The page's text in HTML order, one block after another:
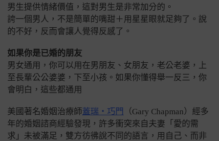
男生提供情緒價值，這對男生是非常加分的。
誇一個男人，不是簡單的嘴甜＋用星星眼就足夠了。說
的不好，反而會讓人覺得反感了。
如果你是已婚的朋友
男女通用，你可以用在男朋友、女朋友，老公老婆，上
至長輩公公婆婆，下至小孩。如果你懂得舉一反三，你
會明白，這些都通用
美國著名婚姻治療師蓋瑞‧巧門
（Gary Chapman）經多
年的婚姻諮商經驗發現，許多衝突來自夫妻「愛的需
求」未被滿足，雙方彷彿說不同的語言，用自己、而非